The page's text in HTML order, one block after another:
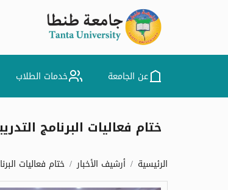
عن الجامعة خدمات الطلاب
ختام فعاليات البرنامج
الرئيسية أرشيف الأخبار ختام فعاليات